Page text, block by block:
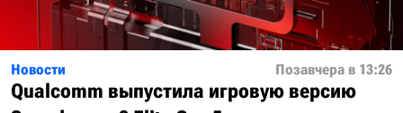
Новости Позавчера в 13:26
Qualcomm выпустила игровую версию